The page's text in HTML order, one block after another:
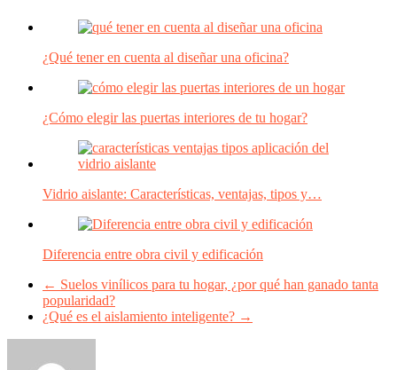
¿Qué tener en cuenta al diseñar una oficina?
¿Cómo elegir las puertas interiores de tu hogar?
Vidrio aislante: Características, ventajas, tipos y…
Diferencia entre obra civil y edificación
← Suelos vinílicos para tu hogar, ¿por qué han ganado tanta
popularidad?
¿Qué es el aislamiento inteligente? →